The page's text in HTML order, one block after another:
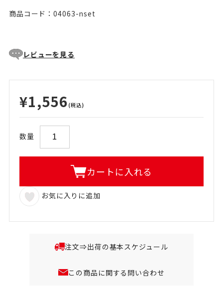
商品コード：04063-nset
レビューを見る
¥1,556 (税込)
数量
カートに入れる
お気に入りに追加
注文⇒出荷の基本スケジュール
この商品に関する問い合わせ